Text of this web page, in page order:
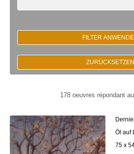
FILTER
ZURÜCKSETZEN
178 oeuvres répondant
Öl auf
75 x